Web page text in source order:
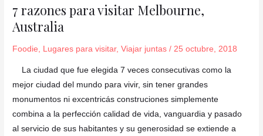
7 razones para visitar Melbourne,
Australia
Foodie Lugares para visitar,Viajar juntas / 25 octubre, 2018
La ciudad que fue elegida 7 veces consecutivas como la
mejor ciudad del mundo para vivir, sin tener grandes
monumentos ni excentricás construciones simplemente
combina a la perfección calidad de vida, vanguardia y pasado
al servicio de sus habitantes y su generosidad se extiende a
Australia